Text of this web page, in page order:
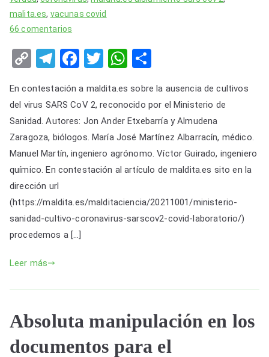
malita.es, vacunas covid
66 comentarios
verificadores
«la
verdad»
dejan
en
evidencia
Sanidad
Español.
C
p
y
Li
n
k
T
e
gr
a
m
F
c
e
b
o
o
k
T
tt
er
W
at
s
A
p
p
ar
e
En contestación a maldita.es sobre la ausencia de cultivos
del virus SARS CoV 2, reconocido por el Ministerio de
Sanidad. Autores: Jon Ander Etxebarría y Almudena
Zaragoza, biólogos. María José Martínez Albarracín, médico.
Manuel Martín, ingeniero agrónomo. Víctor Guirado, ingeniero
químico. En contestación al artículo de maldita.es sito en la
dirección url
(https://maldita.es/malditaciencia/20211001/ministerio-
sanidad-cultivo-coronavirus-sarscov2-covid-laboratorio/)
procedemos a […]
Leer más
Absoluta manipulación en los
documentos para el